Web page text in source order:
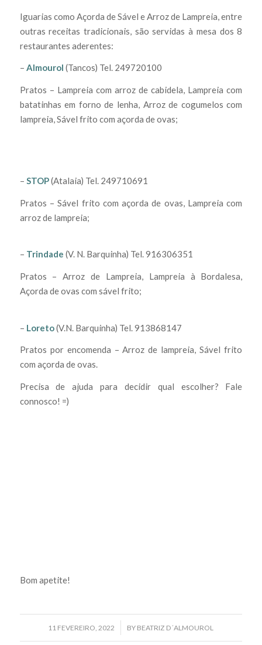
Iguarias como Açorda de Sável e Arroz de Lampreia, entre
outras receitas tradicionais, são servidas à mesa dos 8
restaurantes aderentes:
– Almourol (Tancos) Tel. 249720100
Pratos – Lampreia com arroz de cabidela, Lampreia com
batatinhas em forno de lenha, Arroz de cogumelos com
lampreia, Sável frito com açorda de ovas;
– STOP(Atalaia) Tel. 249710691
Pratos – Sável frito com açorda de ovas, Lampreia com
arroz de lampreia;
– Trindade (V. N. Barquinha) Tel. 916306351
Pratos – Arroz de Lampreia, Lampreia à Bordalesa,
Açorda de ovas com sável frito;
– Loreto(V.N. Barquinha) Tel. 913868147
Pratos por encomenda – Arroz de lampreia, Sável frito
com açorda de ovas.
Precisa de ajuda para decidir qual escolher? Fale
connosco! =)
Bom apetite!
11 FEVEREIRO, 2022
/ BY BEATRIZ D´ALMOUROL